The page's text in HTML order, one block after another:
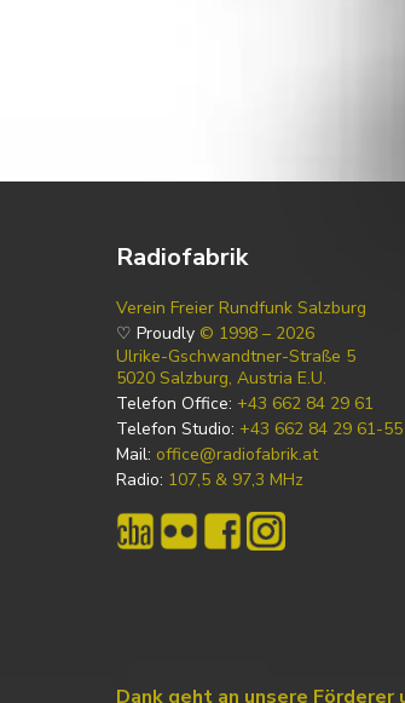
Radiofabrik
Verein Freier Rundfunk Salzburg
♡ Proudly © 1998 – 2026
Ulrike-Gschwandtner-Straße 5
5020 Salzburg, Austria E.U.
Telefon Office: +43 662 84 29 61
Telefon Studio: +43 662 84 29 61-55
Mail: office@radiofabrik.at
Radio: 107,5 & 97,3 MHz
Dank geht an unsere Förderer